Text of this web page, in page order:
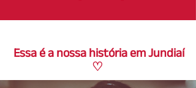
Essa é a nossa história em Jundiaí
♡